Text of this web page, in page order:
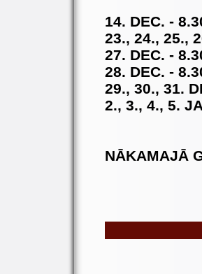
14. DEC. -
23., 24., 25.,
27. DEC. -
28. DEC. -
29., 30., 31.
2., 3., 4., 5.
NĀKAMAJĀ